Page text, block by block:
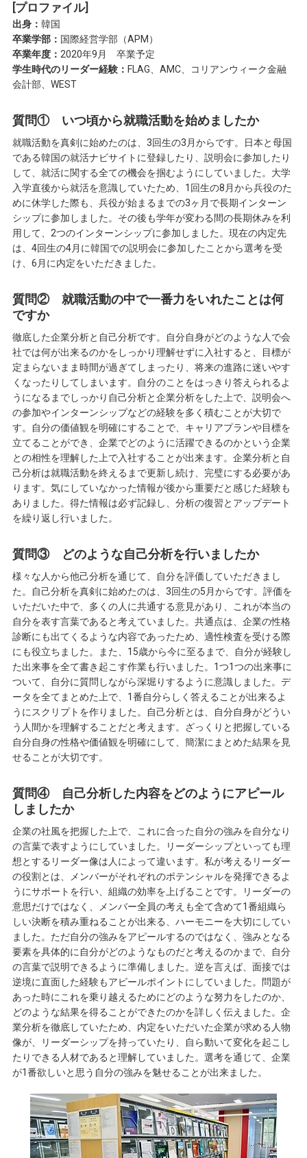
[プロファイル]
出身： 韓国
卒業学部： 国際経営学部（APM）
卒業年度： 2020年9月 卒業予定
学生時代のリーダー経験： FLAG、AMC、コリアンウィーク金融
会計部、WEST
質問① いつ頃から就職活動を始めましたか
就職活動を真剣に始めたのは、3回生の3月からです。日本と母国
である韓国の就活ナビサイトに登録したり、説明会に参加したり
して、就活に関する全ての機会を掴むようにしていました。大学
入学直後から就活を意識していたため、1回生の8月から兵役のた
めに休学した際も、兵役が始まるまでの3ヶ月で長期インターン
シップに参加しました。その後も学年が変わる間の長期休みを利
用して、2つのインターンシップに参加しました。現在の内定先
は、4回生の4月に韓国での説明会に参加したことから選考を受
け、6月に内定をいただきました。
質問② 就職活動の中で一番力をいれたことは何
ですか
徹底した企業分析と自己分析です。自分自身がどのような人で会
社では何が出来るのかをしっかり理解せずに入社すると、目標が
定まらないまま時間が過ぎてしまったり、将来の進路に迷いやす
くなったりしてしまいます。自分のことをはっきり答えられるよ
うになるまでしっかり自己分析と企業分析をした上で、説明会へ
の参加やインターンシップなどの経験を多く積むことが大切で
す。自分の価値観を明確にすることで、キャリアプランや目標を
立てることができ、企業でどのように活躍できるのかという企業
との相性を理解した上で入社することが出来ます。企業分析と自
己分析は就職活動を終えるまで更新し続け、完璧にする必要があ
ります。気にしていなかった情報が後から重要だと感じた経験も
ありました。得た情報は必ず記録し、分析の復習とアップデート
を繰り返し行いました。
質問③ どのような自己分析を行いましたか
様々な人から他己分析を通じて、自分を評価していただきまし
た。自己分析を真剣に始めたのは、3回生の5月からです。評価を
いただいた中で、多くの人に共通する意見があり、これが本当の
自分を表す言葉であると考えていました。共通点は、企業の性格
診断にも出てくるような内容であったため、適性検査を受ける際
にも役立ちました。また、15歳から今に至るまで、自分が経験し
た出来事を全て書き起こす作業も行いました。1つ1つの出来事に
ついて、自分に質問しながら深堀りするように意識しました。デ
ータを全てまとめた上で、1番自分らしく答えることが出来るよ
うにスクリプトを作りました。自己分析とは、自分自身がどうい
う人間かを理解することだと考えます。ざっくりと把握している
自分自身の性格や価値観を明確にして、簡潔にまとめた結果を見
せることが大切です。
質問④ 自己分析した内容をどのようにアピール
しましたか
企業の社風を把握した上で、これに合った自分の強みを自分なり
の言葉で表すようにしていました。リーダーシップといっても理
想とするリーダー像は人によって違います。私が考えるリーダー
の役割とは、メンバーがそれぞれのポテンシャルを発揮できるよ
うにサポートを行い、組織の効率を上げることです。リーダーの
意思だけではなく、メンバー全員の考えも全て含めて1番組織ら
しい決断を積み重ねることが出来る、ハーモニーを大切にしてい
ました。ただ自分の強みをアピールするのではなく、強みとなる
要素を具体的に自分がどのようなものだと考えるのかまで、自分
の言葉で説明できるように準備しました。逆を言えば、面接では
逆境に直面した経験もアピールポイントにしていました。問題が
あった時にこれを乗り越えるためにどのような努力をしたのか、
どのような結果を得ることができたのかを詳しく伝えました。企
業分析を徹底していたため、内定をいただいた企業が求める人物
像が、リーダーシップを持っていたり、自ら動いて変化を起こし
たりできる人材であると理解していました。選考を通じて、企業
が1番欲しいと思う自分の強みを魅せることが出来ました。